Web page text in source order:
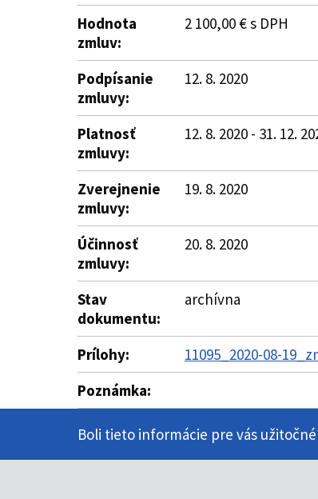
Hodnota
zmluv:
2 100,00 € s DPH
Podpísanie
zmluvy:
12. 8. 2020
Platnosť
zmluvy:
12. 8. 2020 - 31. 12.
Zverejnenie
zmluvy:
19. 8. 2020
Účinnosť
zmluvy:
20. 8. 2020
Stav
dokumentu:
archívna
Prílohy:
11095_2020-08-
Poznámka:
Boli tieto informácie pre vás